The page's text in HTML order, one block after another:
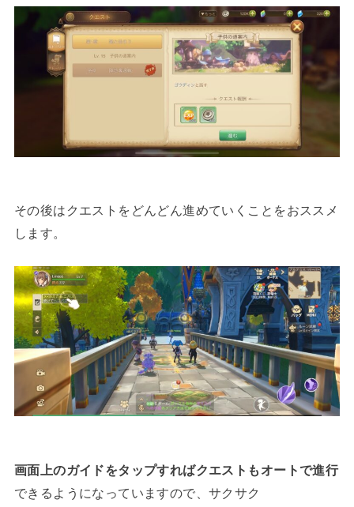
その後はクエストをどんどん進めていくことをおススメ
します。
画面上のガイドをタップすればクエストもオートで進行
できるようになっていますので、サクサク